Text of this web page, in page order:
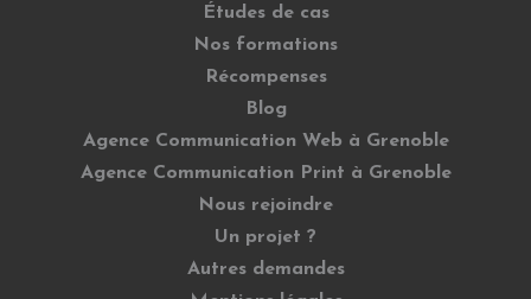
Études de cas
Nos formations
Récompenses
Blog
Agence Communication Web à Grenoble
Agence Communication Print à Grenoble
Nous rejoindre
Un projet ?
Autres demandes